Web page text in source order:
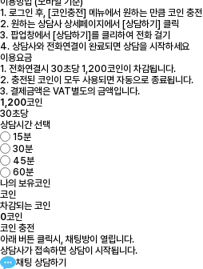
1. 로그인 후, [코인충전] 메뉴에서 원하는 만큼 코인 충전
2. 원하는 상담사 상세페이지에서 [상담하기] 클릭
3. 팝업창에서 [상담하기]를 클리하여 전화 걸기
4. 상담사와 전화연결이 완료되면 상담을 시작하세요
이용요금
1. 전화연결시 30초당 1,200코인이 차감됩니다.
2. 충전된 코인이 모두 사용되면 자동으로 종료됩니다.
3. 결제금액은 VAT별도의 금액입니다.
1,200코인
30초당
상담시간 선택
15분
30분
45분
60분
나의 보유코인
코인
차감되는 코인
0코인
코인 충전
아래 버튼 클릭시, 채팅방이 열립니다.
상담사가 접속하면 상담이 시작됩니다.
채팅 상담하기